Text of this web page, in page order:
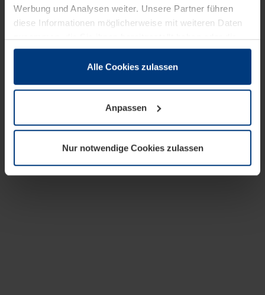
Werbung und Analysen weiter. Unsere Partner führen
diese Informationen möglicherweise mit weiteren Daten
zusammen, die Sie ihnen bereitgestellt haben oder die
sie im Rahmen Ihrer Nutzung der Dienste gesammelt
wenn diese für den Betrieb dieser Seite unbedingt
notwendig sind. Für alle anderen Cookie-Typen benötigen
wir Ihre Erlaubnis. Ihre Einwilligung können Sie jederzeit
Datenschutzerklärungunserer Website ändern oder
widerrufen.
Alle Cookies zulassen
Anpassen
Nur notwendige Cookies zulassen